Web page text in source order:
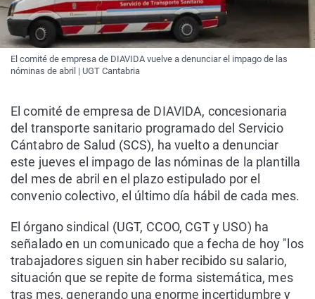
El comité de empresa de DIAVIDA vuelve a denunciar el impago de las
nóminas de abril | UGT Cantabria
El comité de empresa de DIAVIDA, concesionaria
del transporte sanitario programado del Servicio
Cántabro de Salud (SCS), ha vuelto a denunciar
este jueves el impago de las nóminas de la plantilla
del mes de abril en el plazo estipulado por el
convenio colectivo, el último día hábil de cada mes.
El órgano sindical (UGT, CCOO, CGT y USO) ha
señalado en un comunicado que a fecha de hoy "los
trabajadores siguen sin haber recibido su salario,
situación que se repite de forma sistemática, mes
tras mes, generando una enorme incertidumbre y